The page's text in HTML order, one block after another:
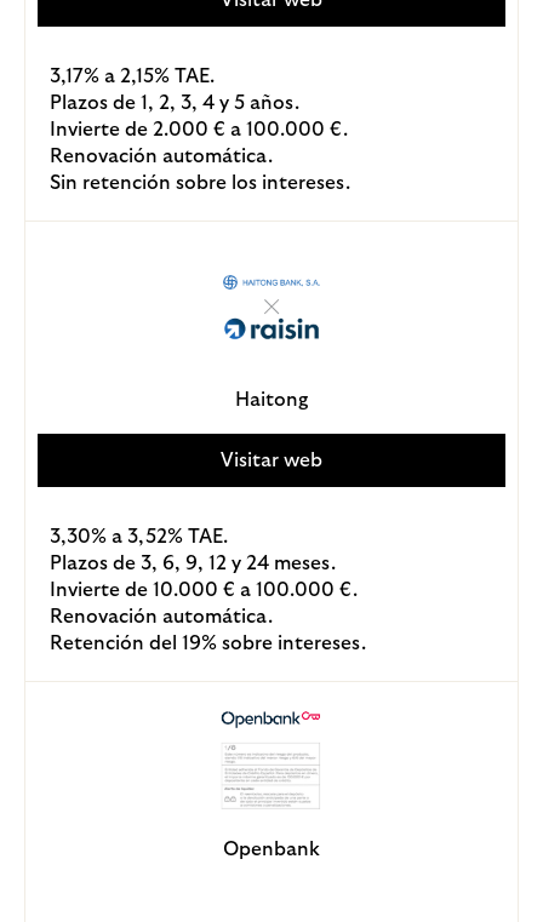
3,17% a 2,15% TAE.
Plazos de 1, 2, 3, 4 y 5 años.
Invierte de 2.000 € a 100.000 €.
Renovación automática.
Sin retención sobre los intereses.
Haitong
Visitar web
3,30% a 3,52% TAE.
Plazos de 3, 6, 9, 12 y 24 meses.
Invierte de 10.000 € a 100.000 €.
Renovación automática.
Retención del 19% sobre intereses.
Openbank